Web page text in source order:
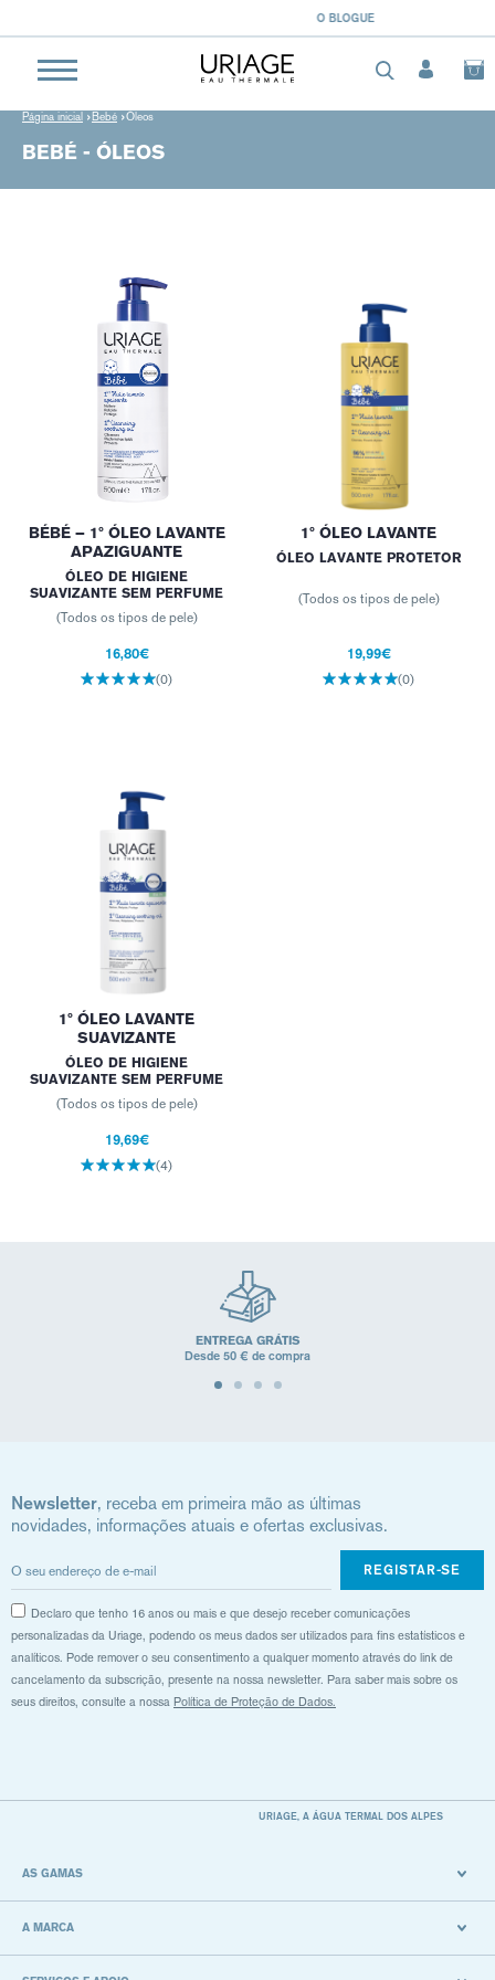
Página inicial Bebé Óleos
BEBÉ - ÓLEOS
BÉBÉ – 1º ÓLEO LAVANTE
APAZIGUANTE
ÓLEO DE HIGIENE
SUAVIZANTE SEM PERFUME
(Todos os tipos de pele)
16,80€
(0)
1º ÓLEO LAVANTE
ÓLEO LAVANTE PROTETOR
(Todos os tipos de pele)
19,99€
(0)
1º ÓLEO LAVANTE
SUAVIZANTE
ÓLEO DE HIGIENE
SUAVIZANTE SEM PERFUME
(Todos os tipos de pele)
19,69€
(4)
ENTREGA GRÁTIS
Desde 50 € de compra
Newsletter, receba em primeira mão as últimas
novidades, informações atuais e ofertas exclusivas.
REGISTAR-SE
Declaro que tenho 16 anos ou mais e que desejo receber comunicações
personalizadas da Uriage, podendo os meus dados ser utilizados para fins estatísticos e
analíticos. Pode remover o seu consentimento a qualquer momento através do link de
cancelamento da subscrição, presente na nossa newsletter. Para saber mais sobre os
seus direitos, consulte a nossa Política de Proteção de Dados.
URIAGE, A ÁGUA TERMAL DOS ALPES
AS GAMAS
A MARCA